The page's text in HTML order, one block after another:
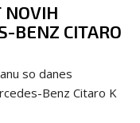
NOVIH
BENZ CITARO
so danes
Benz Citaro K